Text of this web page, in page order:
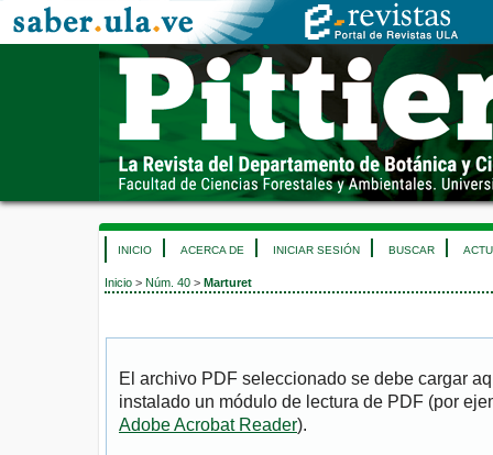
INICIO ACERCA DE INICIAR SESIÓN BUSCAR
Inicio > Núm. 40 > Marturet
El archivo PDF seleccionado se debe cargar
instalado un módulo de lectura de PDF (por
Adobe Acrobat Reader).